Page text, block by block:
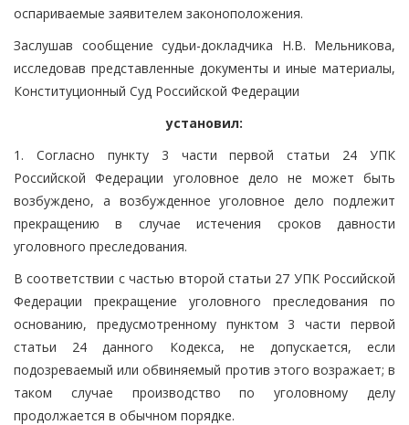
оспариваемые заявителем законоположения.
Заслушав сообщение судьи-докладчика Н.В. Мельникова,
исследовав представленные документы и иные материалы,
Конституционный Суд Российской Федерации
установил:
1. Согласно пункту 3 части первой статьи 24 УПК
Российской Федерации уголовное дело не может быть
возбуждено, а возбужденное уголовное дело подлежит
прекращению в случае истечения сроков давности
уголовного преследования.
В соответствии с частью второй статьи 27 УПК Российской
Федерации прекращение уголовного преследования по
основанию, предусмотренному пунктом 3 части первой
статьи 24 данного Кодекса, не допускается, если
подозреваемый или обвиняемый против этого возражает; в
таком случае производство по уголовному делу
продолжается в обычном порядке.